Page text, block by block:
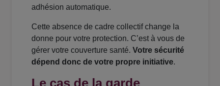
adhésion automatique.
Cette absence de cadre collectif change la
donne pour votre protection. C’est à vous de
gérer votre couverture santé. Votre sécurité
dépend donc de votre propre initiative.
Le cas de la garde